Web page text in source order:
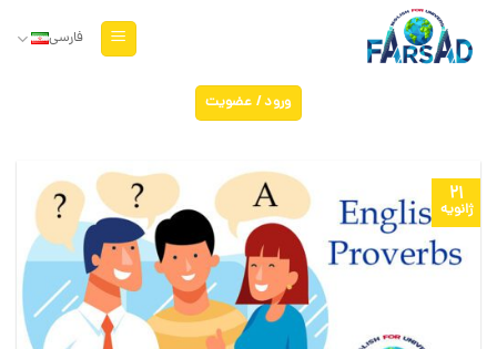
content
فارسی
ورود / عضویت
21
ژانویه